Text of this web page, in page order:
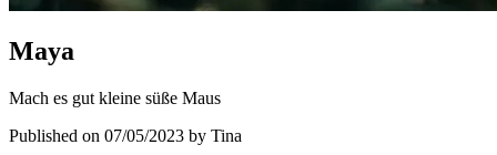
Maya
Mach es gut kleine süße Maus
Published on 07/05/2023 by Tina